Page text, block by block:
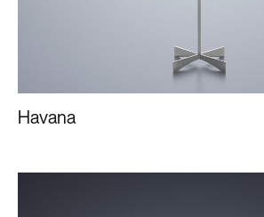
Havana